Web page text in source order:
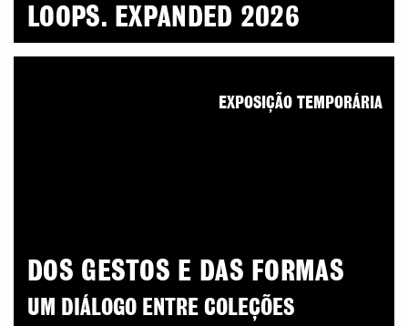
LOOPS. EXPANDED 2026
DOS GESTOS E DAS FORMAS
UM DIÁLOGO ENTRE COLEÇÕES
EXPOSIÇÃO TEMPORÁRIA